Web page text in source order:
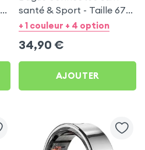
santé & Sport - Taille 67
Noir
+ 1 couleur + 4 option
34,90 €
AJOUTER